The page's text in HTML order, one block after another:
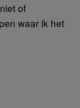
of
waar ik het